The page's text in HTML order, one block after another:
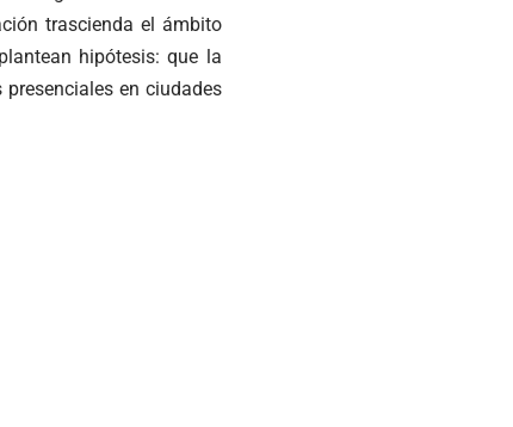
trascienda el ámbito
hipótesis: que la
en ciudades